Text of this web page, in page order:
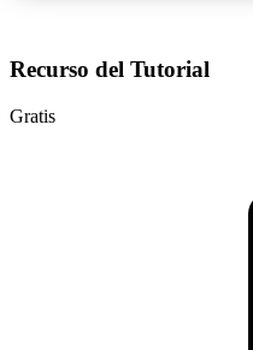
Recurso del Tutorial
Gratis